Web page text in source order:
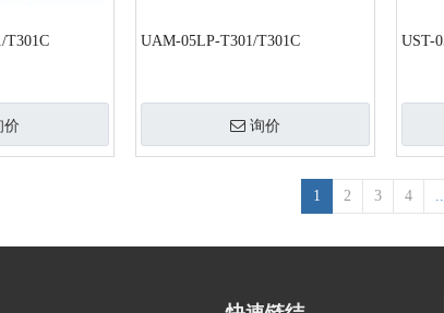
T301C
价
UAM-05LP-T301/T301C
询价
UST-
1 2 3 4